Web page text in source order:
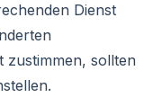
Dienst
zustimmen, sollten